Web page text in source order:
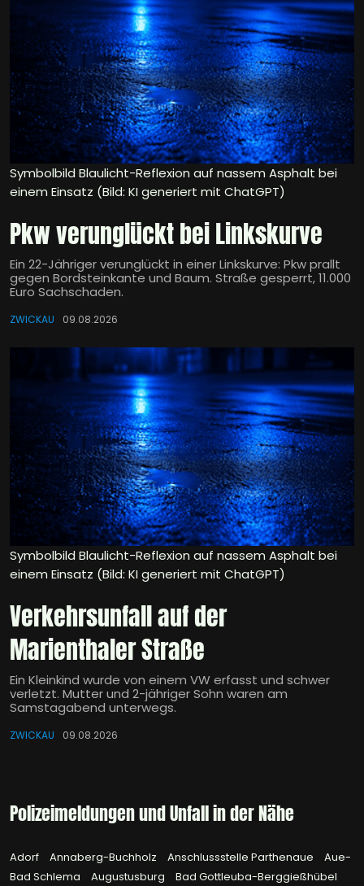
Symbolbild Blaulicht-Reflexion auf nassem Asphalt bei
einem Einsatz (Bild: KI generiert mit ChatGPT)
Pkw verunglückt bei Linkskurve
Ein 22-Jähriger verunglückt in einer Linkskurve: Pkw prallt
gegen Bordsteinkante und Baum. Straße gesperrt, 11.000
Euro Sachschaden.
ZWICKAU 09.08.2026
Symbolbild Blaulicht-Reflexion auf nassem Asphalt bei
einem Einsatz (Bild: KI generiert mit ChatGPT)
Verkehrsunfall auf der
Marienthaler Straße
Ein Kleinkind wurde von einem VW erfasst und schwer
verletzt. Mutter und 2-jähriger Sohn waren am
Samstagabend unterwegs.
ZWICKAU 09.08.2026
Polizeimeldungen und Unfall in der Nähe
Adorf Annaberg-Buchholz Anschlussstelle Parthenaue
Aue-
Bad Schlema
Augustusburg
Bad Gottleuba-Berggießhübel